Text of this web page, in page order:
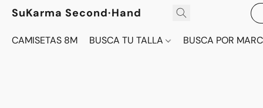
SuKarma Second·Hand
CAMISETAS 8M BUSCA TU TALLA BUSCA POR